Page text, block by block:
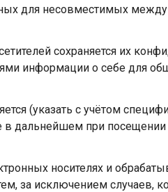
для несовместимых
сохраняется их
информации о себе для
(указать с учётом
в дальнейшем при
носителях и
за исключением случаев,